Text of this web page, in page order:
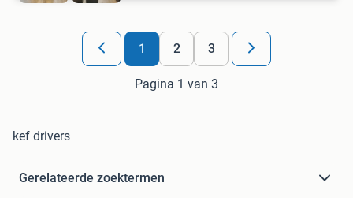
1 2 3
Pagina 1 van 3
kef drivers
Gerelateerde zoektermen